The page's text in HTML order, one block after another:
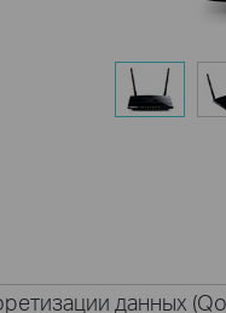
данных